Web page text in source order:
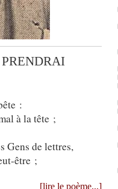
:
à la tête ;
Gens de lettres,
être ;
[lire le poème...]